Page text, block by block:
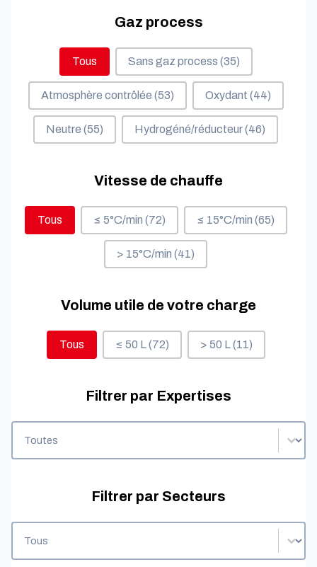
Gaz process
Gaz process
Tous Sans gaz process (35)
Atmosphère contrôlée (53) Oxydant (44)
Neutre (55) Hydrogéné/réducteur(46)
Vitesse de chauffe
Vitesse de chauffe
Tous ≤ 5°C/min (72) ≤ 15°C/min (65)
> 15°C/min (41)
Volume utile de votre charge
Volume utile de votre charge
Tous ≤ 50 L(72) > 50 L(11)
Filtrer par Expertises
Filtrer par Secteurs